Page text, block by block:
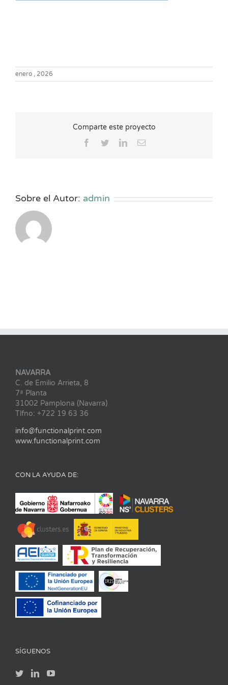
enero , 2026
Comparte este proyecto
Facebook
TwitterLinkedInCorreo
Sobre el Autor: admin
NAVARRA
C. de Emilio Arrieta, 8
7ª Planta
31002 Pamplona (Navarra)
Tlfno: +722 19 63 36
info@functionalprint.com
www.functionalprint.com
CON LA AYUDA DE:
SÍGUENOS